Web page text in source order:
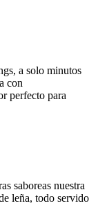
a solo minutos
con
perfecto para
saboreas nuestra
leña, todo servido